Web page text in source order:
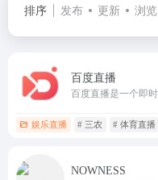
排序 发布 更新 浏览
百度直播
娱乐直播 # 三农 # 体育直播
NOWNESS